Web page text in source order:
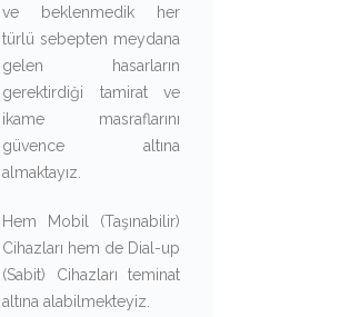
ve beklenmedik her
türlü sebepten meydana
gelen hasarların
gerektirdiği tamirat ve
ikame masraflarını
güvence altına
almaktayız.
Hem Mobil (Taşınabilir)
Cihazları hem de Dial-up
(Sabit) Cihazları teminat
altına alabilmekteyiz.